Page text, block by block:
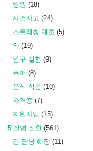
병원 (18)
사건사고 (24)
스트레칭 체조 (5)
약 (19)
연구 실험 (9)
유머 (8)
음식 식품 (10)
자격증 (7)
지원사업 (15)
5 질병 질환 (561)
간 담낭 췌장 (11)